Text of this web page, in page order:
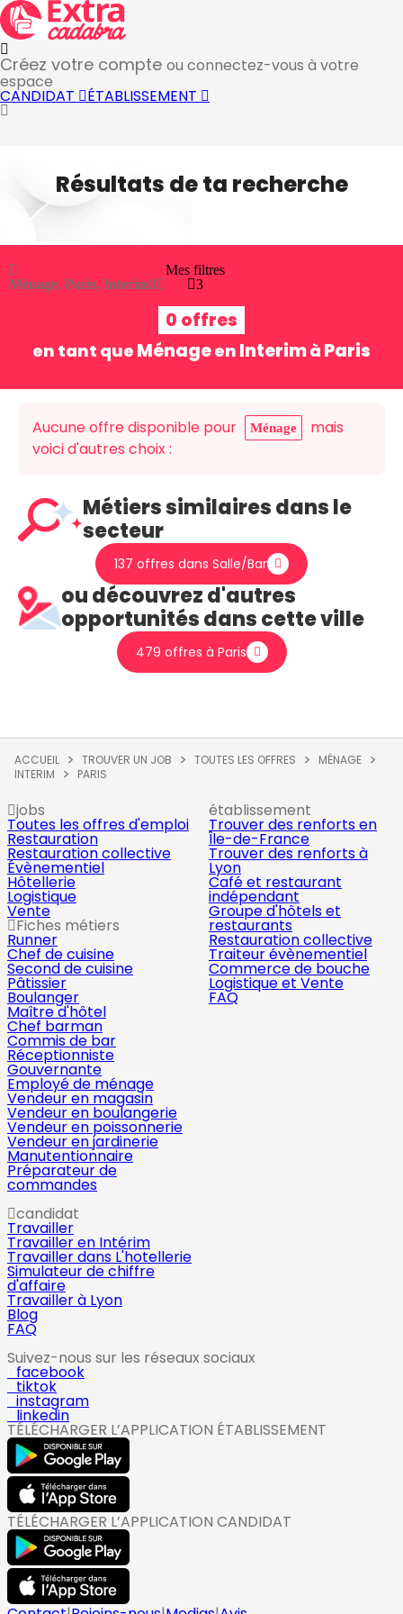
Créez votre compte ou connectez-vous à votre
espace
CANDIDAT ÉTABLISSEMENT
Résultats de ta recherche
Ménage, Paris, Interim3
Mes filtres
3
0 offres
en tant que Ménageen Interimà Paris
Aucune offre disponible pour Ménage
mais
voici d'autres choix :
Métiers similaires dans le
secteur
137 offres dans Salle/Bar
ou découvrez d'autres
opportunités dans cette ville
479 offres à Paris
ACCUEIL TROUVER UN JOB TOUTES LES OFFRES
MÉNAGE
INTERIM
PARIS
jobs
Toutes les offres d'emploi
Restauration
Restauration collective
Évènementiel
Hôtellerie
Logistique
Vente
Fiches métiers
Runner
Chef de cuisine
Second de cuisine
Pâtissier
Boulanger
Maître d'hôtel
Chef barman
Commis de bar
Réceptionniste
Gouvernante
Employé de ménage
Vendeur en magasin
Vendeur en boulangerie
Vendeur en poissonnerie
Vendeur en jardinerie
Manutentionnaire
Préparateur de
commandes
établissement
Trouver des renforts en
Île-de-France
Trouver des renforts à
Lyon
Café et restaurant
indépendant
Groupe d'hôtels et
restaurants
Restauration collective
Traiteur évènementiel
Commerce de bouche
Logistique et Vente
FAQ
candidat
Travailler
Travailler en Intérim
Travailler dans L'hotellerie
Simulateur de chiffre
d'affaire
Travailler à Lyon
Blog
FAQ
Suivez-nous sur les réseaux sociaux
facebook
tiktok
instagram
linkedin
TÉLÉCHARGER L’APPLICATION ÉTABLISSEMENT
TÉLÉCHARGER L’APPLICATION CANDIDAT